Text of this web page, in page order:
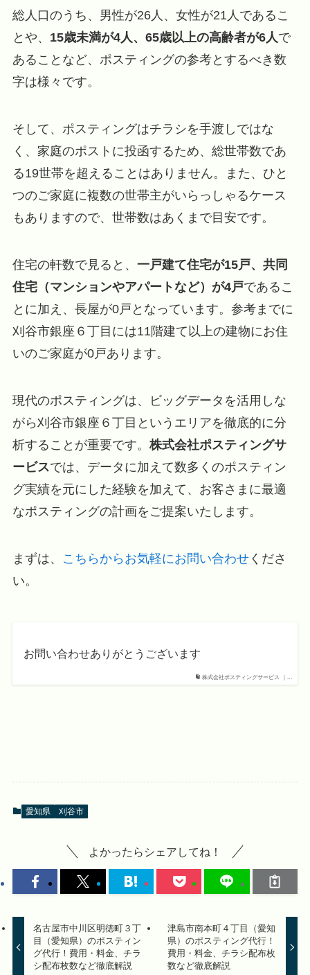
総人口のうち、男性が26人、女性が21人であるこ
とや、 15歳未満が4人、65歳以上の高齢者が6人で
あることなど、ポスティングの参考とするべき数
字は様々です。
そして、ポスティングはチラシを手渡しではな
く、家庭のポストに投函するため、総世帯数であ
る19世帯を超えることはありません。また、ひと
つのご家庭に複数の世帯主がいらっしゃるケース
もありますので、世帯数はあくまで目安です。
住宅の軒数で見ると、 一戸建て住宅が15戸、共同
住宅（マンションやアパートなど）が4戸であるこ
とに加え、長屋が0戸となっています。参考までに
刈谷市銀座６丁目には11階建て以上の建物にお住
いのご家庭が0戸あります。
現代のポスティングは、ビッグデータを活用しな
がら刈谷市銀座６丁目というエリアを徹底的に分
析することが重要です。 株式会社ポスティングサ
ービスでは、データに加えて数多くのポスティン
グ実績を元にした経験を加えて、お客さまに最適
なポスティングの計画をご提案いたします。
まずは、 こちらからお気軽にお問い合わせくださ
い。
株式会社ポスティングサービス ｜...
お問い合わせありがとうございます
愛知県 刈谷市
よかったらシェアしてね！
名古屋市中川区明徳町３丁
目（愛知県）のポスティン
グ代行！費用・料金、チラ
シ配布枚数など徹底解説
津島市南本町４丁目（愛知
県）のポスティング代行！
費用・料金、チラシ配布枚
数など徹底解説